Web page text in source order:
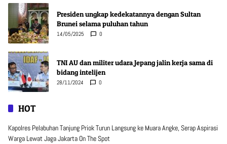
Presiden ungkap kedekatannya dengan Sultan
Brunei selama puluhan tahun
14/05/2025 0
TNI AU dan militer udara Jepang jalin kerja sama di
bidang intelijen
28/11/2024 0
HOT
Kapolres Pelabuhan Tanjung Priok Turun Langsung ke Muara Angke, Serap Aspirasi
Warga Lewat Jaga Jakarta On The Spot